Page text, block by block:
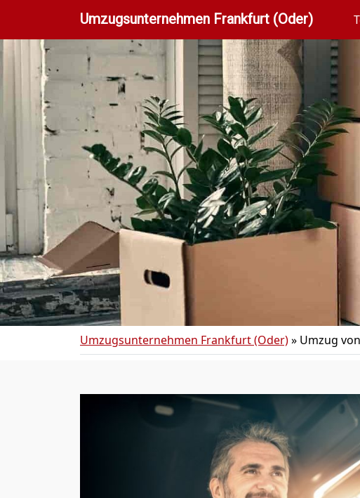
Umzugsunternehmen Frankfurt (Oder)
Umzugsunternehmen Frankfurt (Oder)» Umzug